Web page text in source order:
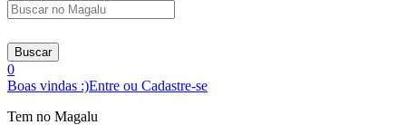
Buscar
0
Boas vindas :)Entre ou Cadastre-se
Tem no Magalu